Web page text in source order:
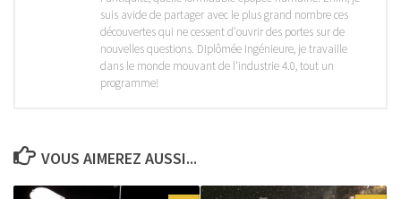
suis avide de partager avec le plus grand nombre ces
découvertes qui ne cessent d'ouvrir des portes sur de
nouvelles questions. Diplômée Ingénieure, je travaille
dans le monde mouvant de l'industrie 4.0, tout un
programme!
VOUS AIMEREZ AUSSI...